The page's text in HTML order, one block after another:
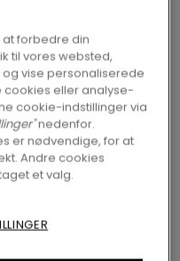
boligejere og
dybere ned i,
tiltrækker
forbedre din
til vores websted,
vise personaliserede
cookies eller analyse-
cookie-indstillinger via
nedenfor.
er nødvendige, for at
Andre cookies
et valg.